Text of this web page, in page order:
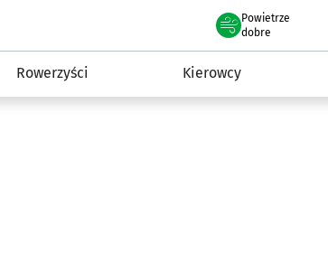
Powietrze
we Wrocławiu
dobre
Rowerzyści Kierowcy